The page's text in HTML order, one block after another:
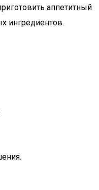
аппетитный
ингредиентов.